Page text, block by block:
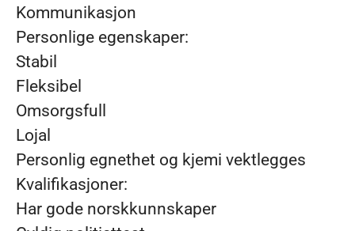
Kommunikasjon
Personlige egenskaper:
Stabil
Fleksibel
Omsorgsfull
Lojal
Personlig egnethet og kjemi vektlegges
Kvalifikasjoner:
Har gode norskkunnskaper